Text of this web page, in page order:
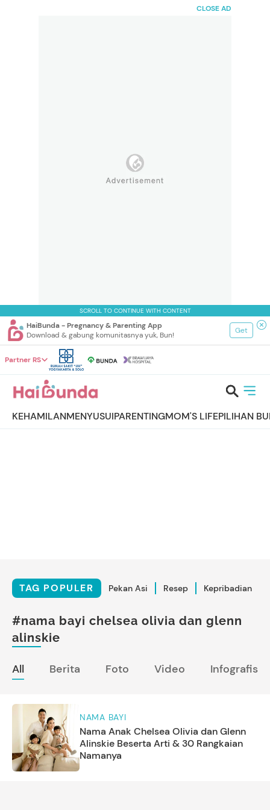
CLOSE AD
SCROLL TO CONTINUE WITH CONTENT
HaiBunda - Pregnancy & Parenting App
Download & gabung komunitasnya yuk, Bun!
Get
Partner RS
KEHAMILANMENYUSUIPARENTINGMOM'S LIFEPILIHAN
TAG POPULER Pekan Asi Resep Kepribadian
#nama bayi chelsea olivia dan glenn
alinskie
All Berita Foto Video Infografis
NAMA BAYI
Nama Anak Chelsea Olivia dan Glenn
Alinskie Beserta Arti & 30 Rangkaian
Namanya